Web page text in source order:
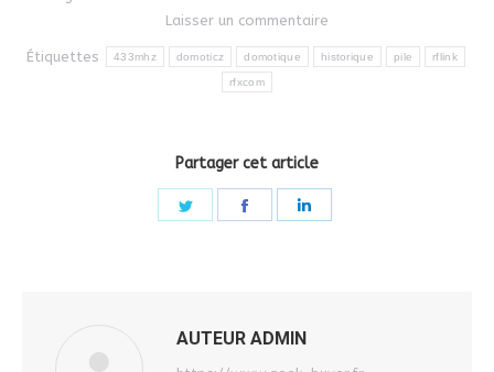
Laisser un commentaire
Étiquettes 433mhz domoticz domotique historique pile rflink
rfxcom
Partager cet article
Share
Share
AUTEUR ADMIN